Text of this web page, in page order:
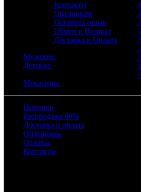
Контакты
Оптовикам
Оставить отзыв
Обмен и Возврат
Доставка и Оплата
Мужские
Детские
Мокасины
Новинки
Распродажа 90%
Доставка и оплата
Оптовикам
Отзывы
Контакты